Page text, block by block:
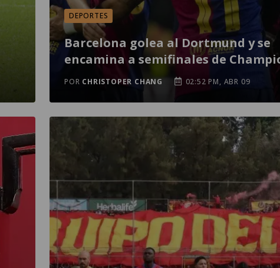
DEPORTES
Barcelona golea al Dortmund y se
encamina a semifinales de
POR CHRISTOPER CHANG 02:52 PM, ABR 09